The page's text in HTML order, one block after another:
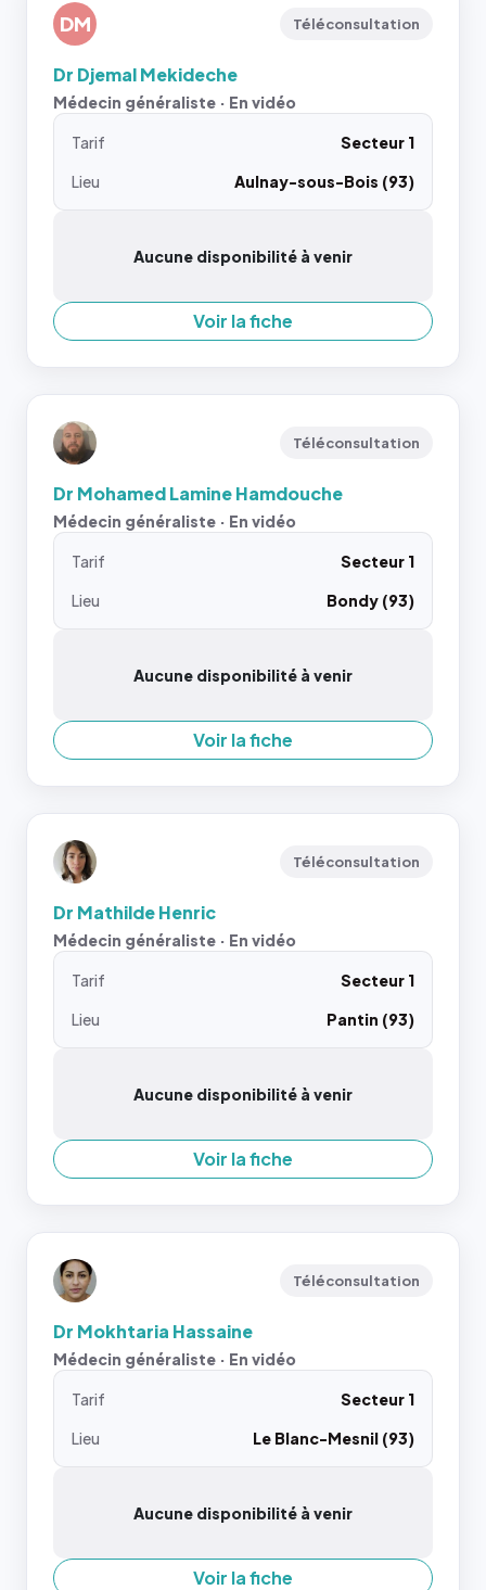
DM Téléconsultation
Dr Djemal Mekideche
Médecin généraliste · En vidéo
Tarif
Secteur 1
Lieu
Aulnay-sous-Bois (93)
Aucune disponibilité à venir
Voir la fiche
Téléconsultation
Dr Mohamed Lamine Hamdouche
Médecin généraliste · En vidéo
Tarif
Secteur 1
Lieu
Bondy (93)
Aucune disponibilité à venir
Voir la fiche
Téléconsultation
Dr Mathilde Henric
Médecin généraliste · En vidéo
Tarif
Secteur 1
Lieu
Pantin (93)
Aucune disponibilité à venir
Voir la fiche
Téléconsultation
Dr Mokhtaria Hassaine
Médecin généraliste · En vidéo
Tarif
Secteur 1
Lieu
Le Blanc-Mesnil (93)
Aucune disponibilité à venir
Voir la fiche